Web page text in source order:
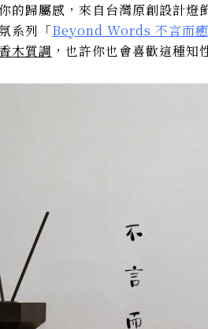
的歸屬感，來自台灣原創設計燈
系列「Beyond Words 不言而癒
木質調 ，也許你也會喜歡這種知